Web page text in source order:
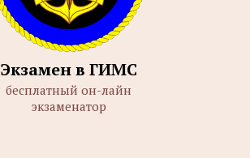
Экзамен в ГИМС
бесплатный он-лайн
экзаменатор